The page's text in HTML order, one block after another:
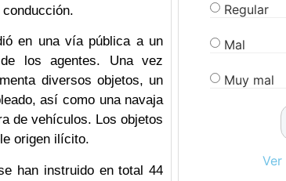
en una vía pública a un
los agentes. Una vez
diversos objetos, un
así como una navaja
de vehículos. Los objetos
origen ilícito.
han instruido en total 44
Regular
Mal
Muy mal